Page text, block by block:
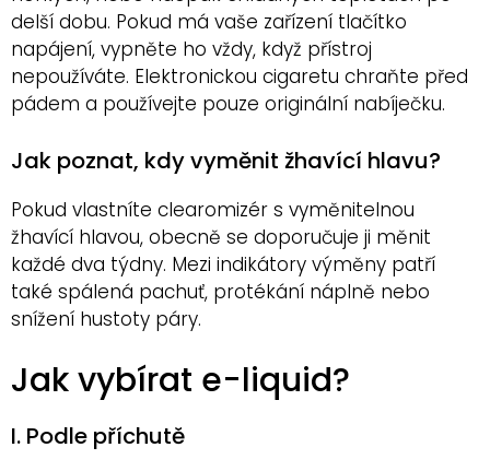
delší dobu. Pokud má vaše zařízení tlačítko
napájení, vypněte ho vždy, když přístroj
nepoužíváte. Elektronickou cigaretu chraňte před
pádem a používejte pouze originální nabíječku.
Jak poznat, kdy vyměnit žhavící hlavu?
Pokud vlastníte clearomizér s vyměnitelnou
žhavící hlavou, obecně se doporučuje ji měnit
každé dva týdny. Mezi indikátory výměny patří
také spálená pachuť, protékání náplně nebo
snížení hustoty páry.
Jak vybírat e-liquid?
I. Podle příchutě